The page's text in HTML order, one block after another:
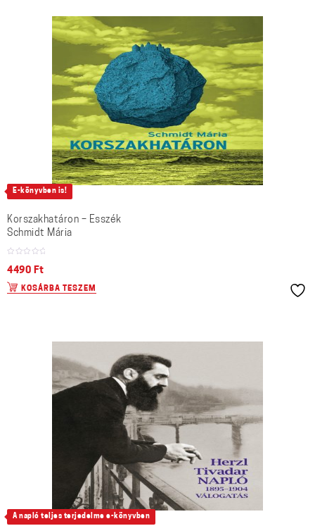
E-könyvben is!
Korszakhatáron – Esszék
Schmidt Mária
4490 Ft
KOSÁRBA TESZEM
A napló teljes terjedelme e-könyvben